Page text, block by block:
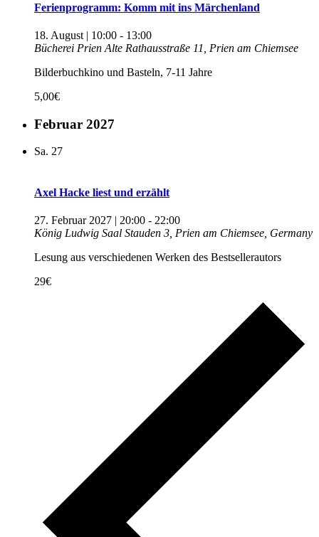
Ferienprogramm: Komm mit ins Märchenland
18. August | 10:00 - 13:00
Bücherei Prien Alte Rathausstraße 11, Prien am Chiemsee
Bilderbuchkino und Basteln, 7-11 Jahre
5,00€
Februar 2027
Sa. 27
Axel Hacke liest und erzählt
27. Februar 2027 | 20:00 - 22:00
König Ludwig Saal Stauden 3, Prien am Chiemsee, Germany
Lesung aus verschiedenen Werken des Bestsellerautors
29€